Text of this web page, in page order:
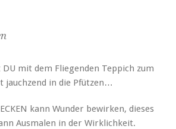
mit dem Fliegenden Teppich zum
jauchzend in die Pfützen…
kann Wunder bewirken, dieses
Ausmalen in der Wirklichkeit.